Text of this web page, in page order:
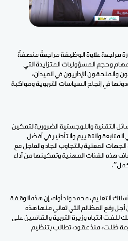
مراجعة علاوة الوظيفة مراجعةً منصفةً
وحجم المسؤوليات المتزايدة التي
والملحقون الإداريون في الميدان،
في إنجاح السياسات التربوية ومواكبة
التقنية واللوجستية الضرورية لتمكين
والتقييم والتأطير في أفضل
المعنية بالتجاوب الجاد والعاجل مع
هذه الفئات المهنية وتمكينها من أداء
أسلاك التعليم، محمد ولد أواه، إن هذه الوقفة
رفع المظالم التي تعاني منها هذه
انتباه وزيرة التربية والقائمين على
ظلت، منذ عقود، تطالب بتنظيم